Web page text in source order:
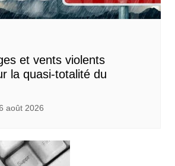
et vents violents
la quasi-totalité du
août 2026